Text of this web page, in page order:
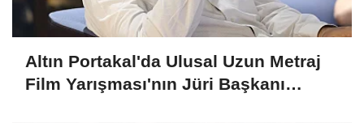
Altın Portakal'da Ulusal Uzun Metraj
Film Yarışması'nın Jüri Başkanı